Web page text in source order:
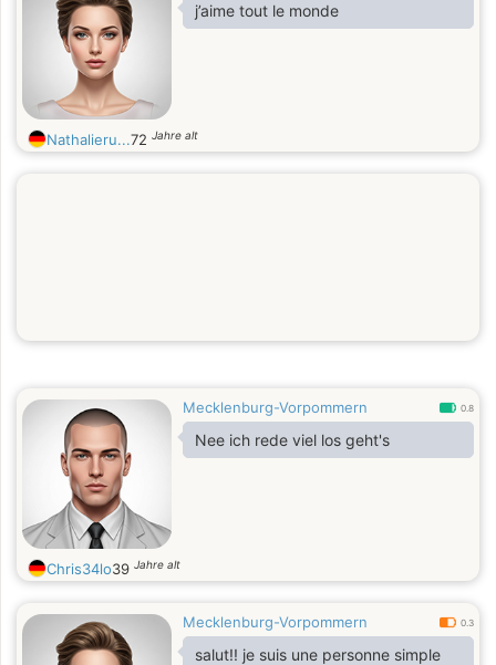
j’aime tout le monde
Nathalieru...72 Jahre alt
Mecklenburg-Vorpommern 0.8
Nee ich rede viel los geht's
Chris34lo39 Jahre alt
Mecklenburg-Vorpommern 0.3
salut!! je suis une personne simple